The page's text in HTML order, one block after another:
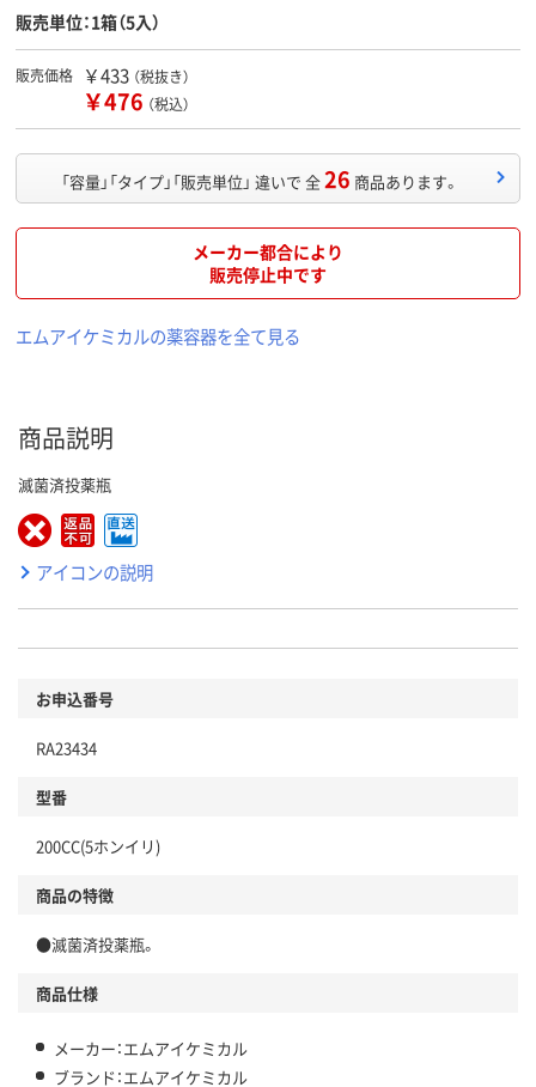
販売単位：1箱（5入）
販売価格 ￥433 （税抜き）
￥476 （税込）
「容量」「タイプ」「販売単位」 違いで 全26 商品あります。
メーカー都合により
販売停止中です
エムアイケミカルの薬容器を全て見る
商品説明
滅菌済投薬瓶
アイコンの説明
お申込番号
RA23434
型番
200CC(5ホンイリ)
商品の特徴
●滅菌済投薬瓶。
商品仕様
メーカー：エムアイケミカル
ブランド：エムアイケミカル